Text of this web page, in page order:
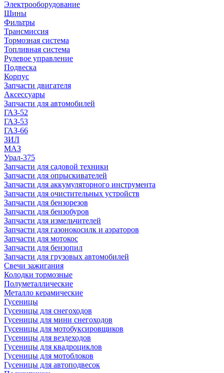
Электрооборудование
Шины
Фильтры
Трансмиссия
Тормозная система
Топливная система
Рулевое управление
Подвеска
Корпус
Запчасти двигателя
Аксессуары
Запчасти для автомобилей
ГАЗ-52
ГАЗ-53
ГАЗ-66
ЗИЛ
МАЗ
Урал-375
Запчасти для садовой техники
Запчасти для опрыскивателей
Запчасти для аккумуляторного инструмента
Запчасти для очистительных устройств
Запчасти для бензорезов
Запчасти для бензобуров
Запчасти для измельчителей
Запчасти для газонокосилк и аэраторов
Запчасти для мотокос
Запчасти для бензопил
Запчасти для грузовых автомобилей
Свечи зажигания
Колодки тормозные
Полуметаллические
Металло керамические
Гусеницы
Гусеницы для снегоходов
Гусеницы для мини снегоходов
Гусеницы для мотобуксировщиков
Гусеницы для вездеходов
Гусеницы для квадроциклов
Гусеницы для мотоблоков
Гусеницы для автоподвесок